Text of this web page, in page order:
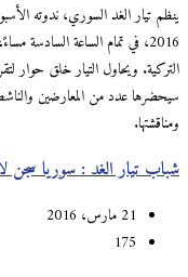
2016، في تمام الساعة السادسة
التركية. ويحاول التيار خلق حوار
سيحضرها عدد من المعارضين
ومناقشتها.
شباب تيار الغد : سوريا سجن
21 مارس، 2016
175